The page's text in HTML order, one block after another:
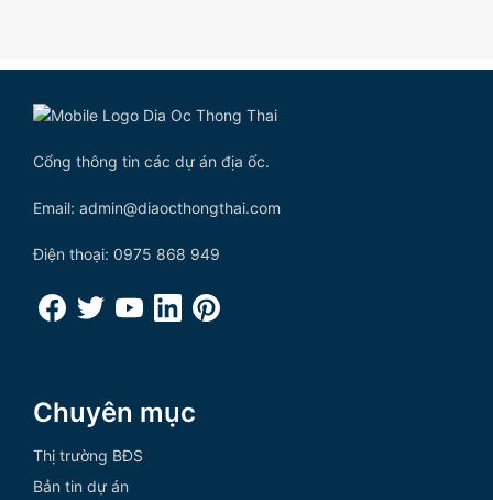
Cổng thông tin các dự án địa ốc.
Email: admin@diaocthongthai.com
Điện thoại: 0975 868 949
Chuyên mục
Thị trường BĐS
Bản tin dự án